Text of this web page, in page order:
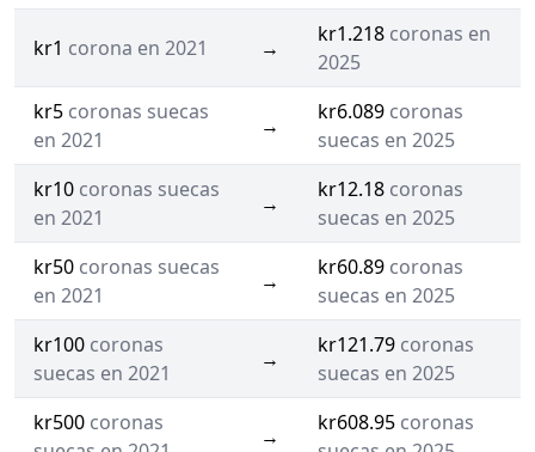
kr1 corona en 2021 →
kr1.218 coronas en
2025
kr5 coronas suecas
en 2021
→
kr6.089 coronas
suecas en 2025
kr10 coronas suecas
en 2021
→
kr12.18 coronas
suecas en 2025
kr50 coronas suecas
en 2021
→
kr60.89 coronas
suecas en 2025
kr100 coronas
suecas en 2021
→
kr121.79 coronas
suecas en 2025
kr500 coronas
→
kr608.95 coronas